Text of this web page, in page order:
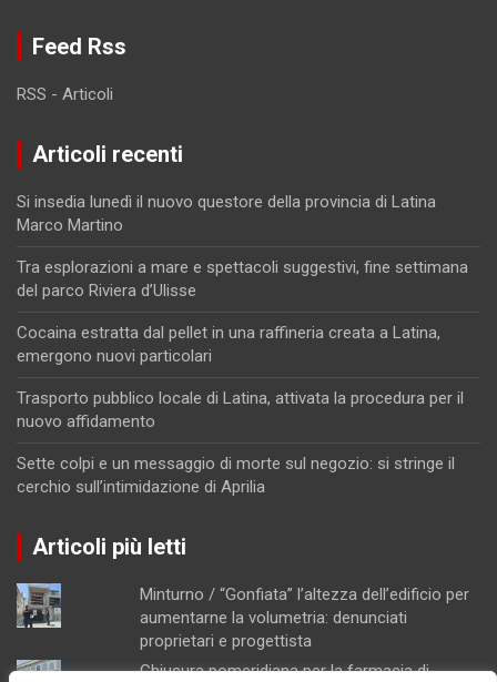
Feed Rss
RSS - Articoli
Articoli recenti
Si insedia lunedì il nuovo questore della provincia di Latina
Marco Martino
Tra esplorazioni a mare e spettacoli suggestivi, fine settimana
del parco Riviera d’Ulisse
Cocaina estratta dal pellet in una raffineria creata a Latina,
emergono nuovi particolari
Trasporto pubblico locale di Latina, attivata la procedura per il
nuovo affidamento
Sette colpi e un messaggio di morte sul negozio: si stringe il
cerchio sull’intimidazione di Aprilia
Articoli più letti
Minturno / “Gonfiata” l’altezza dell’edificio per
aumentarne la volumetria: denunciati
proprietari e progettista
Chiusura pomeridiana per la farmacia di